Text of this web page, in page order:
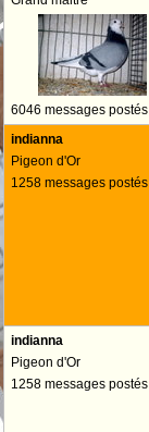
6046 messages postés
indianna
Pigeon d'Or
1258 messages postés
indianna
Pigeon d'Or
1258 messages postés